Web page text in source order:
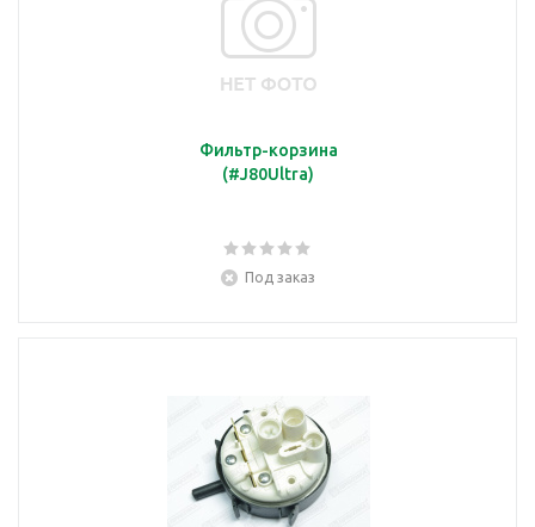
Фильтр-корзина
(#J80Ultra)
Под заказ